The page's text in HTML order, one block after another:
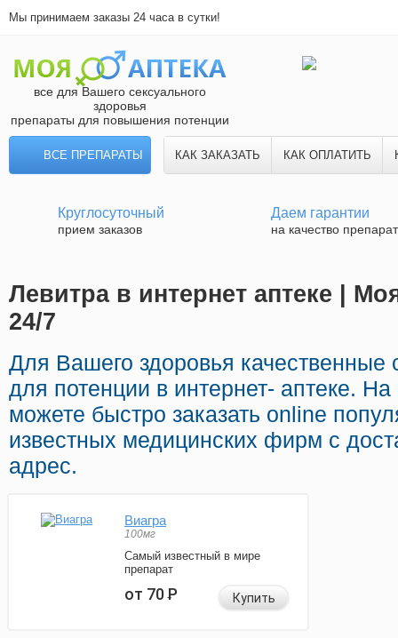
Мы принимаем заказы 24 часа в сутки!
все для Вашего сексуального
здоровья
препараты для повышения потенции
ВСЕ ПРЕПАРАТЫ КАК ЗАКАЗАТЬ КАК ОПЛАТИТЬ
Круглосуточный
прием заказов
Даем гарантии
на качество
Левитра в интернет аптеке |
24/7
Для Вашего здоровья качественные
для потенции в интернет- аптеке.
можете быстро заказать online
известных медицинских фирм с
адрес.
Виагра
100мг
Самый известный в мире
препарат
от 70Р Купить